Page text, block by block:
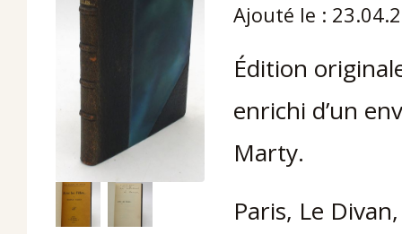
Ajouté le :
Édition
enrichi d’un
Marty.
Paris, Le